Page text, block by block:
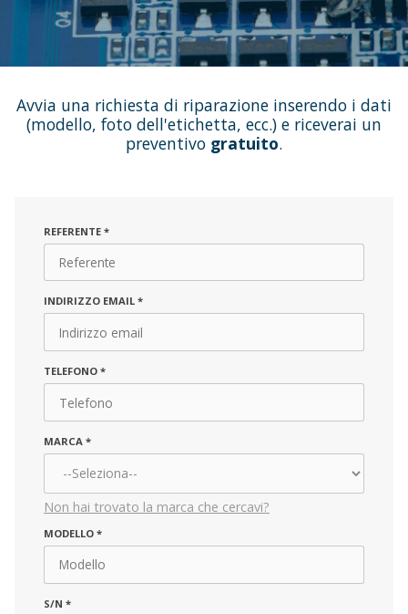
Avvia una richiesta di riparazione inserendo i dati
(modello, foto dell'etichetta, ecc.) e riceverai un
preventivo gratuito.
REFERENTE *
INDIRIZZO EMAIL *
TELEFONO *
MARCA *
Non hai trovato la marca che cercavi?
MARCA*
MODELLO *
S/N *